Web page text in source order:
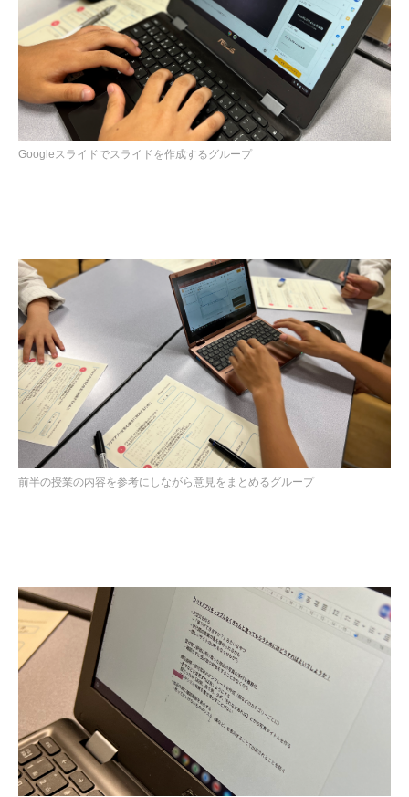
Googleスライドでスライドを作成するグループ
前半の授業の内容を参考にしながら意見をまとめるグループ